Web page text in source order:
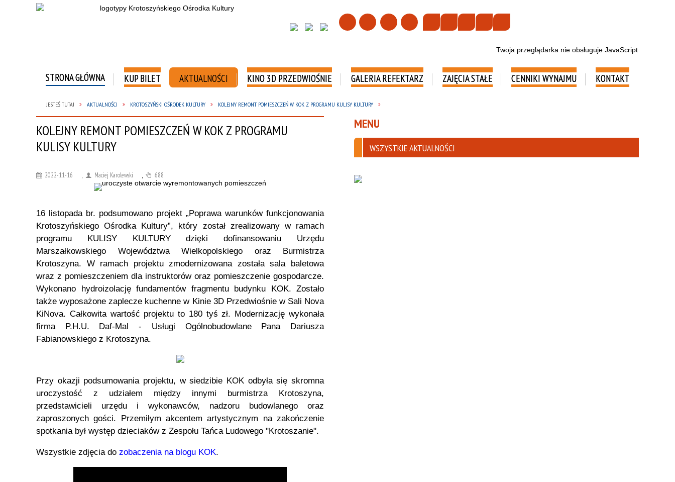
Twoja przeglądarka nie obsługuje JavaScript
STRONA GŁÓWNA KUP BILET AKTUALNOŚCI KINO 3D PRZEDWIOŚNIE GALERIA REFEKTARZ ZAJĘCIA STAŁE CENNIKI WYNAJMU KONTAKT
JESTEŚ TUTAJ AKTUALNOŚCI KROTOSZYŃSKI OŚRODEK KULTURY KOLEJNY REMONT POMIESZCZEŃ W KOK Z PROGRAMU KULISY KULTURY
KOLEJNY REMONT POMIESZCZEŃ W KOK Z PROGRAMU
KULISY KULTURY
2022-11-16 Maciej Karolewski 688
16 listopada br. podsumowano projekt „Poprawa warunków funkcjonowania
Krotoszyńskiego Ośrodka Kultury”, który został zrealizowany w ramach
programu KULISY KULTURY dzięki dofinansowaniu Urzędu
Marszałkowskiego Województwa Wielkopolskiego oraz Burmistrza
Krotoszyna. W ramach projektu zmodernizowana została sala baletowa
wraz z pomieszczeniem dla instruktorów oraz pomieszczenie gospodarcze.
Wykonano hydroizolację fundamentów fragmentu budynku KOK. Zostało
także wyposażone zaplecze kuchenne w Kinie 3D Przedwiośnie w Sali Nova
KiNova. Całkowita wartość projektu to 180 tyś zł. Modernizację wykonała
firma P.H.U. Daf-Mal - Usługi Ogólnobudowlane Pana Dariusza
Fabianowskiego z Krotoszyna.
Przy okazji podsumowania projektu, w siedzibie KOK odbyła się skromna
uroczystość z udziałem między innymi burmistrza Krotoszyna,
przedstawicieli urzędu i wykonawców, nadzoru budowlanego oraz
zaproszonych gości. Przemiłym akcentem artystycznym na zakończenie
spotkania był występ dzieciaków z Zespołu Tańca Ludowego "Krotoszanie".
Wszystkie zdjęcia do zobaczenia na blogu KOK.
MENU
WSZYSTKIE AKTUALNOŚCI